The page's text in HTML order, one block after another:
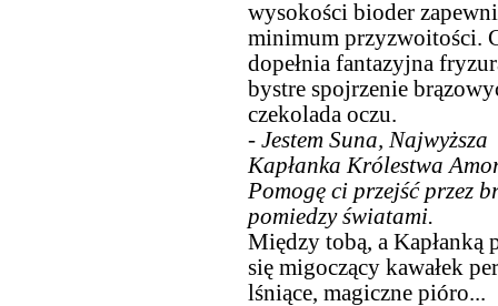
wysokości bioder
minimum przyzwoitości.
dopełnia fantazyjna
bystre spojrzenie
czekolada oczu.
- Jestem Suna, Najwyższa
Kapłanka Królestwa
Pomogę ci przejść przez
pomiedzy światami.
Między tobą, a Kapłanką
się migoczący kawałek
lśniące, magiczne pióro...